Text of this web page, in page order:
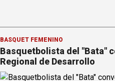
BÁSQUET FEMENINO
Basquetbolista del "Bata"
Regional de Desarrollo